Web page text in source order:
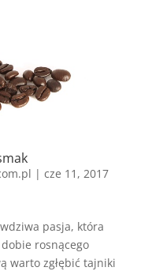
| cze 11, 2017
pasja, która
dobie rosnącego
warto zgłębić tajniki